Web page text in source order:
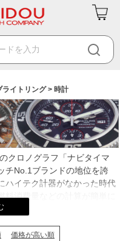
ライトリング 時計
クロノグラフ「ナビタイマ
チNo.1ブランドの地位を誇
ハイテク計器がなかった時代
料消費量などの計算が簡単に
愛用され、フライトに役立て
ト専用プッシュボタンを持
価格が高い順